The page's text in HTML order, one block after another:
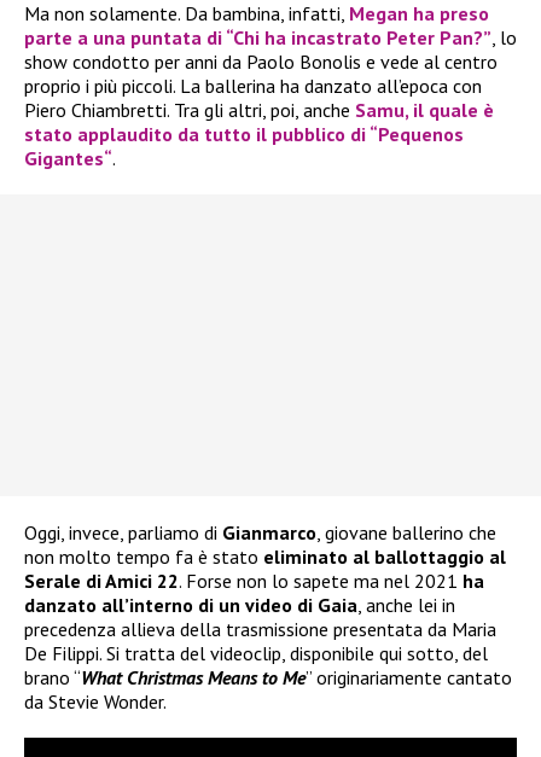
Ma non solamente. Da bambina, infatti, Megan ha preso
parte a una puntata di “Chi ha incastrato Peter Pan?”, lo
show condotto per anni da Paolo Bonolis e vede al centro
proprio i più piccoli. La ballerina ha danzato all’epoca con
Piero Chiambretti. Tra gli altri, poi, anche Samu, il quale è
stato applaudito da tutto il pubblico di “Pequenos
Gigantes“.
Oggi, invece, parliamo di Gianmarco, giovane ballerino che
non molto tempo fa è stato eliminato al ballottaggio al
Serale di Amici 22. Forse non lo sapete ma nel 2021 ha
danzato all’interno di un video di Gaia, anche lei in
precedenza allieva della trasmissione presentata da Maria
De Filippi. Si tratta del videoclip, disponibile qui sotto, del
brano “What Christmas Means to Me” originariamente cantato
da Stevie Wonder.